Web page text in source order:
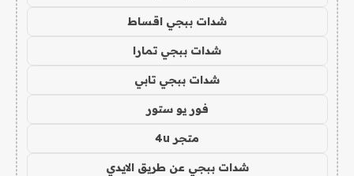
شدات ببجي اقساط
شدات ببجي تمارا
شدات ببجي تابي
فور يو ستور
متجر 4u
شدات ببجي عن طريق الايدي